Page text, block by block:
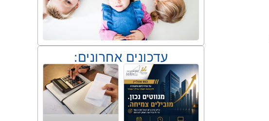
עדכונים אחרונים: